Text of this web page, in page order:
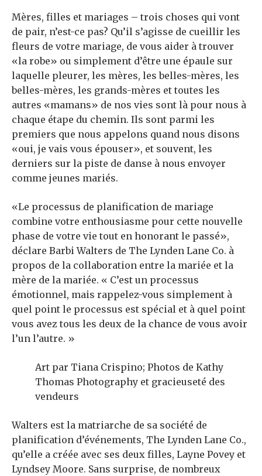
Mères, filles et mariages – trois choses qui vont
de pair, n’est-ce pas? Qu’il s’agisse de cueillir les
fleurs de votre mariage, de vous aider à trouver
«la robe» ou simplement d’être une épaule sur
laquelle pleurer, les mères, les belles-mères, les
belles-mères, les grands-mères et toutes les
autres «mamans» de nos vies sont là pour nous à
chaque étape du chemin. Ils sont parmi les
premiers que nous appelons quand nous disons
«oui, je vais vous épouser», et souvent, les
derniers sur la piste de danse à nous envoyer
comme jeunes mariés.
«Le processus de planification de mariage
combine votre enthousiasme pour cette nouvelle
phase de votre vie tout en honorant le passé»,
déclare Barbi Walters de The Lynden Lane Co. à
propos de la collaboration entre la mariée et la
mère de la mariée. « C’est un processus
émotionnel, mais rappelez-vous simplement à
quel point le processus est spécial et à quel point
vous avez tous les deux de la chance de vous avoir
l’un l’autre. »
Art par Tiana Crispino; Photos de Kathy
Thomas Photography et gracieuseté des
vendeurs
Walters est la matriarche de sa société de
planification d’événements, The Lynden Lane Co.,
qu’elle a créée avec ses deux filles, Layne Povey et
Lyndsey Moore. Sans surprise, de nombreux